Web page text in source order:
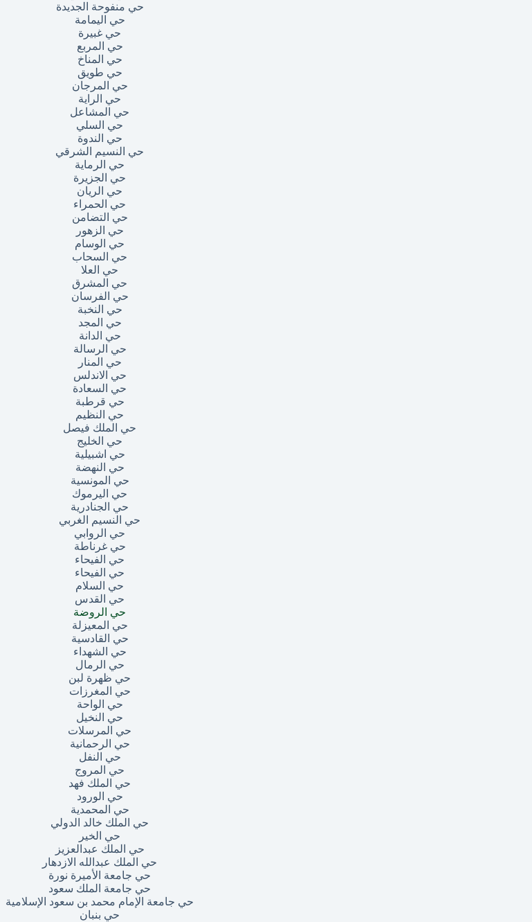
حي منفوحة الجديدة
حي اليمامة
حي غبيرة
حي المربع
حي المناخ
حي طويق
حي المرجان
حي الراية
حي المشاعل
حي السلي
حي الندوة
حي النسيم الشرقي
حي الرماية
حي الجزيرة
حي الريان
حي الحمراء
حي التضامن
حي الزهور
حي الوسام
حي السحاب
حي العلا
حي المشرق
حي الفرسان
حي النخبة
حي المجد
حي الدانة
حي الرسالة
حي المنار
حي الاندلس
حي السعادة
حي قرطبة
حي النظيم
حي الملك فيصل
حي الخليج
حي اشبيلية
حي النهضة
حي المونسية
حي اليرموك
حي الجنادرية
حي النسيم الغربي
حي الروابي
حي غرناطة
حي الفيحاء
حي الفيحاء
حي السلام
حي القدس
حي الروضة
حي المعيزلة
حي القادسية
حي الشهداء
حي الرمال
حي ظهرة لبن
حي المغرزات
حي الواحة
حي النخيل
حي المرسلات
حي الرحمانية
حي النفل
حي المروج
حي الملك فهد
حي الورود
حي المحمدية
حي الملك خالد الدولي
حي الخير
حي الملك عبدالعزيز
حي الملك عبدالله الازدهار
حي جامعة الأميرة نورة
حي جامعة الملك سعود
حي جامعة الإمام محمد بن سعود الإسلامية
حي بنبان